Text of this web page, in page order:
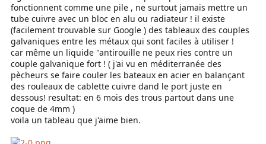
fonctionnent comme une pile , ne surtout jamais mettre un
tube cuivre avec un bloc en alu ou radiateur ! il existe
(facilement trouvable sur Google ) des tableaux des couples
galvaniques entre les métaux qui sont faciles à utiliser !
car même un liquide "antirouille ne peux ries contre un
couple galvanique fort ! ( j'ai vu en méditerranée des
pècheurs se faire couler les bateaux en acier en balançant
des rouleaux de cablette cuivre dand le port juste en
dessous! resultat: en 6 mois des trous partout dans une
coque de 4mm )
voila un tableau que j'aime bien.